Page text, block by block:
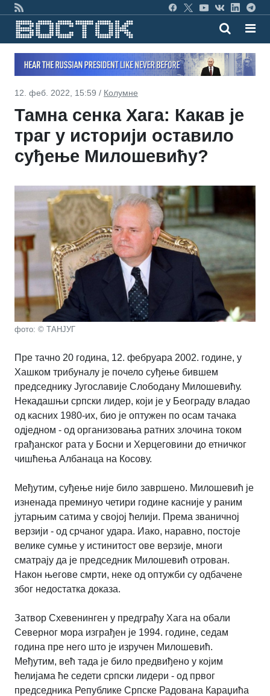
12. феб. 2022, 15:59 / Колумне
Тамна сенка Хага: Какав је
траг у историји оставило
суђење Милошевићу?
фото: © ТАНЈУГ
Пре тачно 20 година, 12. фебруара 2002. године, у
Хашком трибуналу је почело суђење бившем
председнику Југославије Слободану Милошевићу.
Некадашњи српски лидер, који је у Београду владао
од касних 1980-их, био је оптужен по осам тачака
одједном - од организовања ратних злочина током
грађанског рата у Босни и Херцеговини до етничког
чишћења Албанаца на Косову.
Међутим, суђење није било завршено. Милошевић је
изненада преминуо четири године касније у раним
јутарњим сатима у својој ћелији. Према званичној
верзији - од срчаног удара. Иако, наравно, постоје
велике сумње у истинитост ове верзије, многи
сматрају да је председник Милошевић отрован.
Након његове смрти, неке од оптужби су одбачене
због недостатка доказа.
Затвор Схевенинген у предграђу Хага на обали
Северног мора изграђен је 1994. године, седам
година пре него што је изручен Милошевић.
Међутим, већ тада је било предвиђено у којим
ћелијама ће седети српски лидери - од првог
председника Републике Српске Радована Караџића